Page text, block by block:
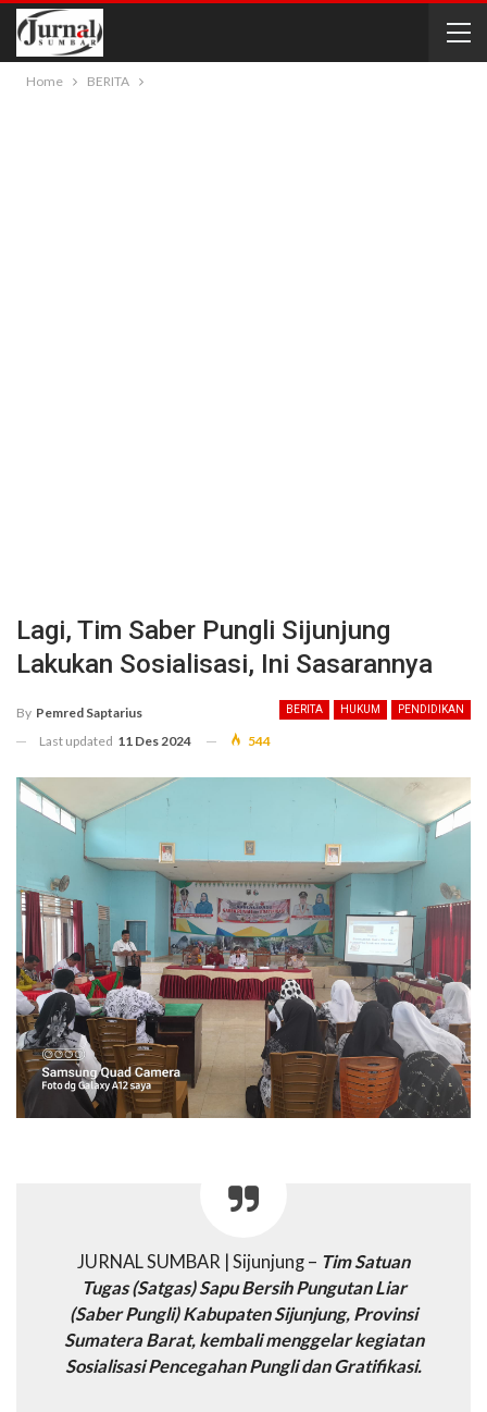
Home BERITA
Lagi, Tim Saber Pungli Sijunjung
Lakukan Sosialisasi, Ini Sasarannya
BERITA HUKUM PENDIDIKAN
By Pemred Saptarius
Last updated 11 Des 2024 544
JURNAL SUMBAR | Sijunjung – Tim Satuan
Tugas (Satgas) Sapu Bersih Pungutan Liar
(Saber Pungli) Kabupaten Sijunjung, Provinsi
Sumatera Barat, kembali menggelar kegiatan
Sosialisasi Pencegahan Pungli dan Gratifikasi.